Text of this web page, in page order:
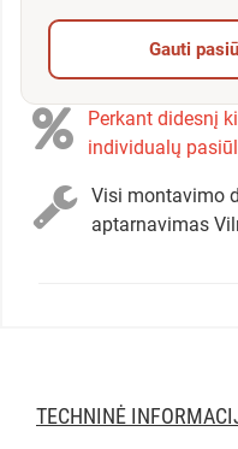
Gauti
Perkant didesnį
individualų
Visi montavimo
aptarnavimas
TECHNINĖ